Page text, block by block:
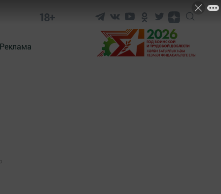
18+
Реклама